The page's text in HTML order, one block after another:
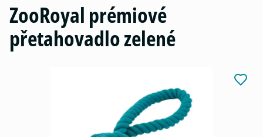
ZooRoyal prémiové
přetahovadlo zelené